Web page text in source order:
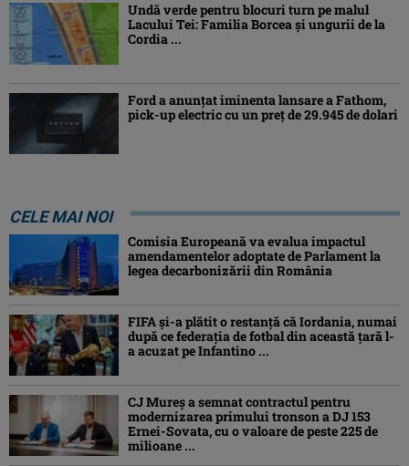
Undă verde pentru blocuri turn pe malul
Lacului Tei: Familia Borcea și ungurii de la
Cordia ...
Ford a anunțat iminenta lansare a Fathom,
pick-up electric cu un preț de 29.945 de dolari
CELE MAI NOI
Comisia Europeană va evalua impactul
amendamentelor adoptate de Parlament la
legea decarbonizării din România
FIFA și-a plătit o restanță că Iordania, numai
după ce federația de fotbal din această țară l-
a acuzat pe Infantino ...
CJ Mureș a semnat contractul pentru
modernizarea primului tronson a DJ 153
Ernei-Sovata, cu o valoare de peste 225 de
milioane ...